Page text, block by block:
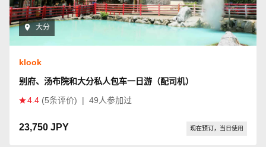
大分
klook
别府、汤布院和大分私人包车一日游（配司机）
4.4 (5条评价) | 49人参加过
23,750 JPY 现在预订，当日使用